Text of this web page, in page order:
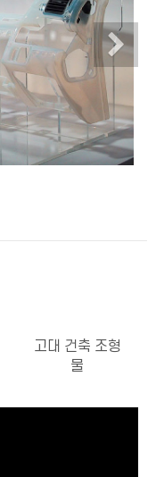
고대 건축 조형
물